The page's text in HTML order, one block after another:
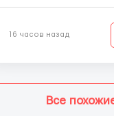
16 часов назад
Все